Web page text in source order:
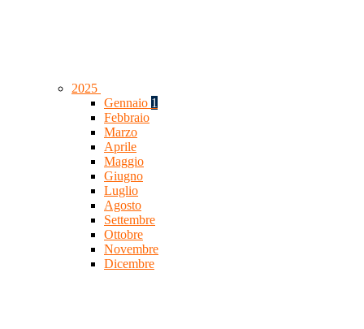
2025
Gennaio 1
Febbraio
Marzo
Aprile
Maggio
Giugno
Luglio
Agosto
Settembre
Ottobre
Novembre
Dicembre